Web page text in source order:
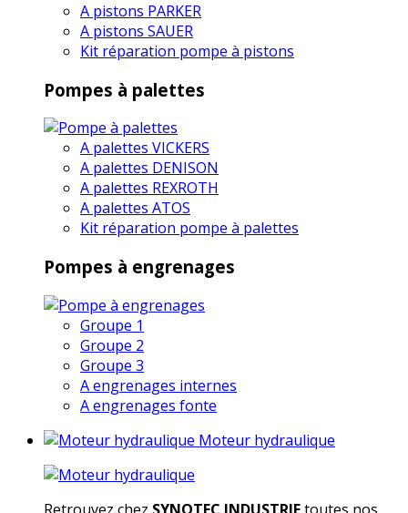
A pistons PARKER
A pistons SAUER
Kit réparation pompe à pistons
Pompes à palettes
A palettes VICKERS
A palettes DENISON
A palettes REXROTH
A palettes ATOS
Kit réparation pompe à palettes
Pompes à engrenages
Groupe 1
Groupe 2
Groupe 3
A engrenages internes
A engrenages fonte
Moteur hydraulique